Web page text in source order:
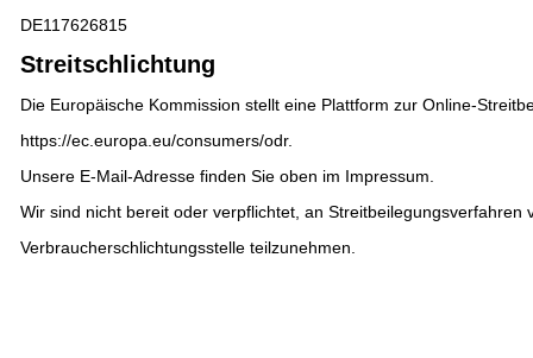
DE117626815
Streitschlichtung
Die Europäische Kommission stellt eine Plattform zur Online-
https://ec.europa.eu/consumers/odr.
Unsere E-Mail-Adresse finden Sie oben im Impressum.
Wir sind nicht bereit oder verpflichtet, an Streitbeilegungsverfahren
Verbraucherschlichtungsstelle teilzunehmen.